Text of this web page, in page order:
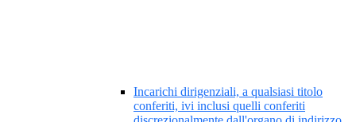
Incarichi dirigenziali, a qualsiasi titolo
conferiti, ivi inclusi quelli conferiti